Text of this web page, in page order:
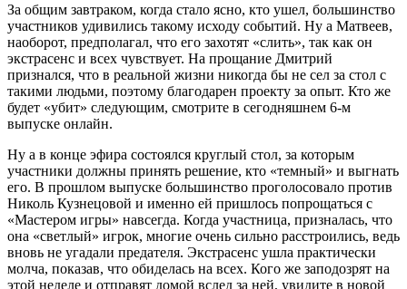
За общим завтраком, когда стало ясно, кто ушел, большинство
участников удивились такому исходу событий. Ну а Матвеев,
наоборот, предполагал, что его захотят «слить», так как он
экстрасенс и всех чувствует. На прощание Дмитрий
признался, что в реальной жизни никогда бы не сел за стол с
такими людьми, поэтому благодарен проекту за опыт. Кто же
будет «убит» следующим, смотрите в сегодняшнем 6-м
выпуске онлайн.
Ну а в конце эфира состоялся круглый стол, за которым
участники должны принять решение, кто «темный» и выгнать
его. В прошлом выпуске большинство проголосовало против
Николь Кузнецовой и именно ей пришлось попрощаться с
«Мастером игры» навсегда. Когда участница, призналась, что
она «светлый» игрок, многие очень сильно расстроились, ведь
вновь не угадали предателя. Экстрасенс ушла практически
молча, показав, что обиделась на всех. Кого же заподозрят на
этой неделе и отправят домой вслед за ней, увидите в новой